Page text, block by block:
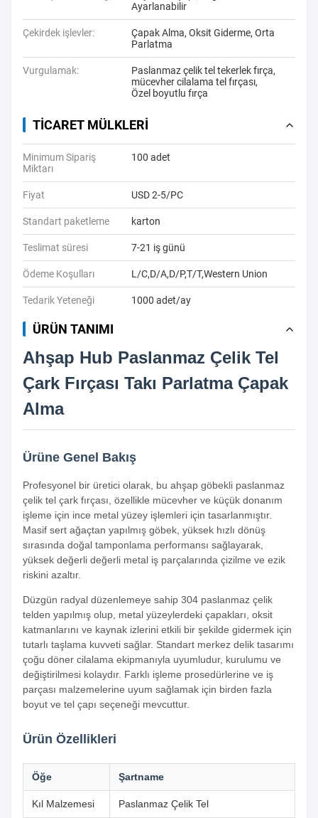
Ayarlanabilir
Çekirdek işlevler:
Çapak Alma, Oksit Giderme, Orta
Parlatma
Vurgulamak: Paslanmaz çelik tel tekerlek fırça,
mücevher cilalama tel fırçası,
Özel boyutlu fırça
TICARET MÜLKLERI
Minimum Sipariş
Miktarı
100 adet
Fiyat USD 2-5/PC
Standart paketleme karton
Teslimat süresi 7-21 iş günü
Ödeme Koşulları L/C,D/A,D/P,T/T,Western Union
Tedarik Yeteneği 1000 adet/ay
ÜRÜN TANIMI
Ahşap Hub Paslanmaz Çelik Tel
Çark Fırçası Takı Parlatma Çapak
Alma
Ürüne Genel Bakış
Profesyonel bir üretici olarak, bu ahşap göbekli paslanmaz
çelik tel çark fırçası, özellikle mücevher ve küçük donanım
işleme için ince metal yüzey işlemleri için tasarlanmıştır.
Masif sert ağaçtan yapılmış göbek, yüksek hızlı dönüş
sırasında doğal tamponlama performansı sağlayarak,
yüksek değerli değerli metal iş parçalarında çizilme ve ezik
riskini azaltır.
Düzgün radyal düzenlemeye sahip 304 paslanmaz çelik
telden yapılmış olup, metal yüzeylerdeki çapakları, oksit
katmanlarını ve kaynak izlerini etkili bir şekilde gidermek için
tutarlı taşlama kuvveti sağlar. Standart merkez delik tasarımı
çoğu döner cilalama ekipmanıyla uyumludur, kurulumu ve
değiştirilmesi kolaydır. Farklı işleme prosedürlerine ve iş
parçası malzemelerine uyum sağlamak için birden fazla
boyut ve tel çapı seçeneği mevcuttur.
Ürün Özellikleri
Öğe Şartname
Kıl Malzemesi Paslanmaz Çelik Tel